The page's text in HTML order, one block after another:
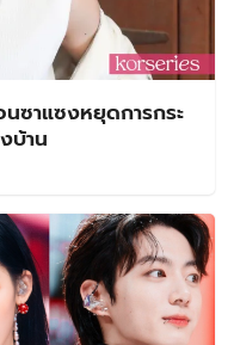
ซาแซงหยุดการกระ
บ้าน